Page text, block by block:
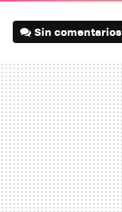
Sin comentarios